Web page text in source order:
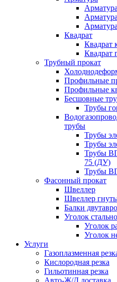
Квадрат
Квадрат
Квадрат
Трубный прокат
Профильные
Профильные
Бесшовные
Трубы
трубы
Трубы
Трубы
Трубы
75 (ДУ)
Трубы
Фасонный прокат
Швеллер
Швеллер
Балки
Уголок
Уголок
Уголок
Услуги
Газоплазменная
Кислородная резка
Гильотинная резка
Авто-Ж/Д доставка